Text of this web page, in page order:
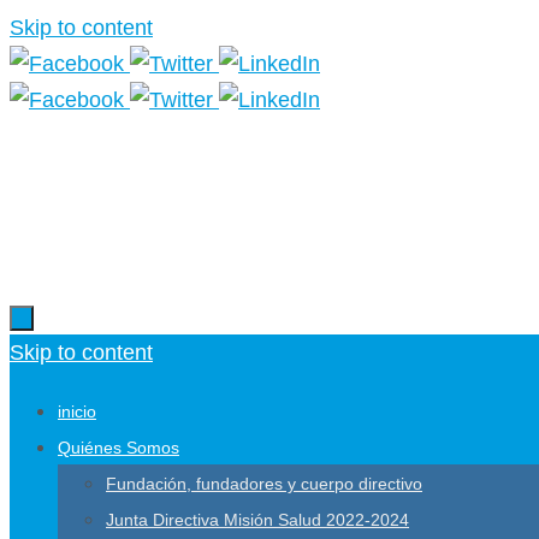
Skip to content
Skip to content
inicio
Quiénes Somos
Fundación, fundadores y cuerpo directivo
Junta Directiva Misión Salud 2022-2024